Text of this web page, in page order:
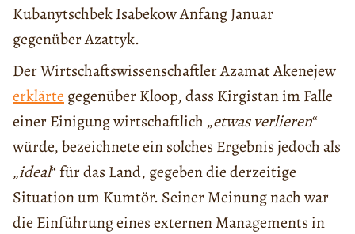
Kubanytschbek Isabekow Anfang Januar
gegenüber Azattyk.
Der Wirtschaftswissenschaftler Azamat Akenejew
erklärte gegenüber Kloop, dass Kirgistan im Falle
einer Einigung wirtschaftlich „etwas verlieren“
würde, bezeichnete ein solches Ergebnis jedoch als
„ideal“ für das Land, gegeben die derzeitige
Situation um Kumtör. Seiner Meinung nach war
die Einführung eines externen Managements in